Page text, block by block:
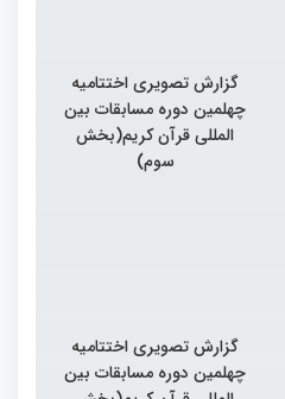
گزارش تصویری اختتامیه
چهلمین دوره مسابقات بین
المللی قرآن کریم(بخش
سوم)
گزارش تصویری اختتامیه
چهلمین دوره مسابقات بین